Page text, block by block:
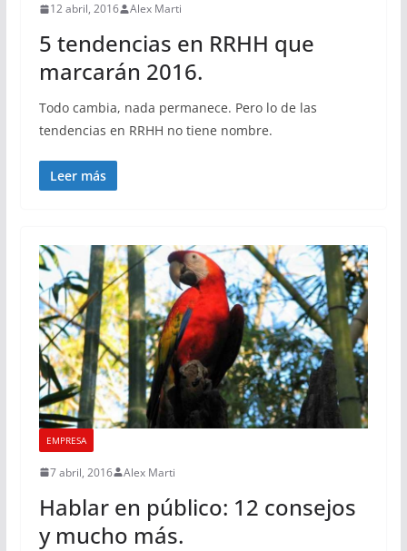
12 abril, 2016 Alex Marti
5 tendencias en RRHH que
marcarán 2016.
Todo cambia, nada permanece. Pero lo de las
tendencias en RRHH no tiene nombre.
Leer más
EMPRESA
7 abril, 2016 Alex Marti
Hablar en público: 12 consejos
y mucho más.